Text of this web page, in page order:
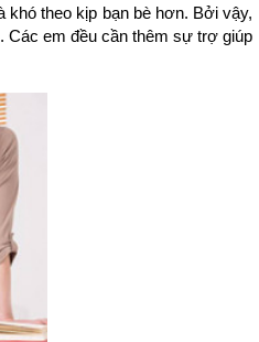
theo kịp bạn bè hơn. Bởi vậy,
Các em đều cần thêm sự trợ giúp